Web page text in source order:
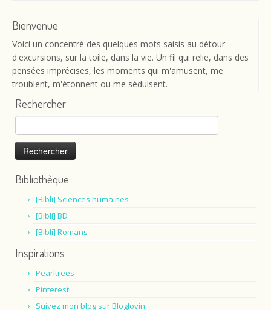
Bienvenue
Voici un concentré des quelques mots saisis au détour
d'excursions, sur la toile, dans la vie. Un fil qui relie, dans des
pensées imprécises, les moments qui m'amusent, me
troublent, m'étonnent ou me séduisent.
Rechercher
Rechercher :
Bibliothèque
[Bibli] Sciences humaines
[Bibli] BD
[Bibli] Romans
Inspirations
Pearltrees
Pinterest
Suivez mon blog sur Bloglovin